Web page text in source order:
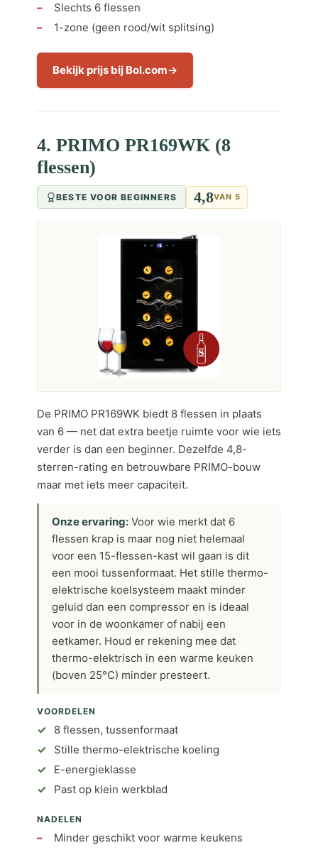
Slechts 6 flessen
1-zone (geen rood/wit splitsing)
Bekijk prijs bij Bol.com
4. PRIMO PR169WK (8
flessen)
BESTE VOOR BEGINNERS 4,8VAN 5
De PRIMO PR169WK biedt 8 flessen in plaats
van 6 — net dat extra beetje ruimte voor wie iets
verder is dan een beginner. Dezelfde 4,8-
sterren-rating en betrouwbare PRIMO-bouw
maar met iets meer capaciteit.
Onze ervaring: Voor wie merkt dat 6
flessen krap is maar nog niet helemaal
voor een 15-flessen-kast wil gaan is dit
een mooi tussenformaat. Het stille thermo-
elektrische koelsysteem maakt minder
geluid dan een compressor en is ideaal
voor in de woonkamer of nabij een
eetkamer. Houd er rekening mee dat
thermo-elektrisch in een warme keuken
(boven 25°C) minder presteert.
VOORDELEN
8 flessen, tussenformaat
Stille thermo-elektrische koeling
E-energieklasse
Past op klein werkblad
NADELEN
Minder geschikt voor warme keukens